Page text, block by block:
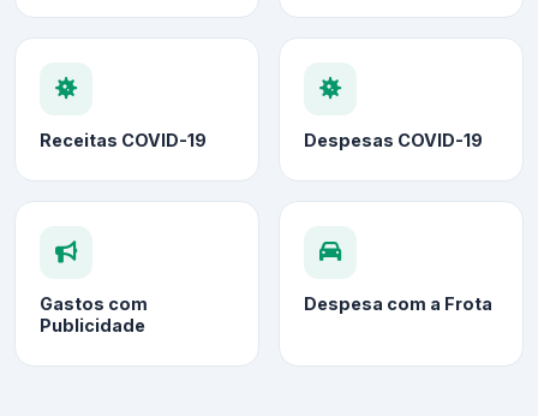
Receitas COVID-19 Despesas COVID-19
Gastos com
Publicidade
Despesa com a Frota